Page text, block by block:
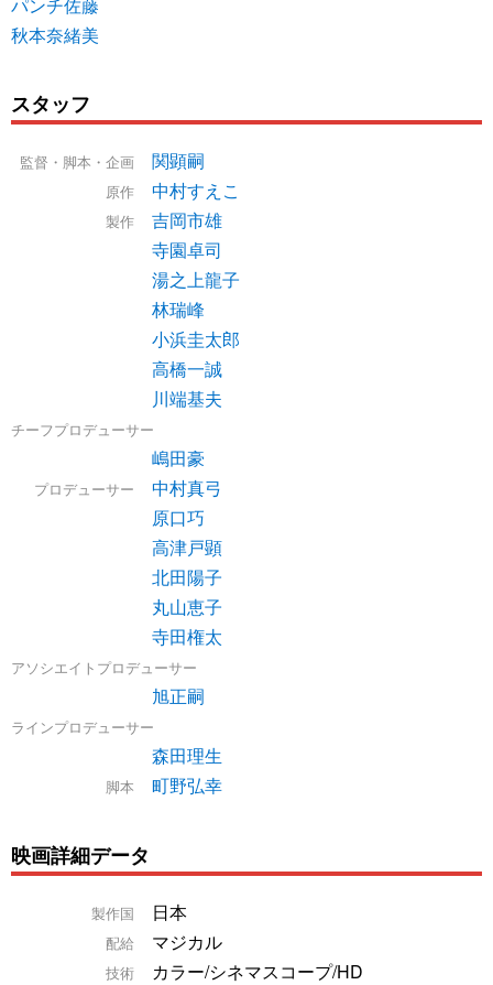
秋本奈緒美
スタッフ
監督・脚本・企画 関顕嗣
原作 中村すえこ
製作
吉岡市雄
寺園卓司
湯之上龍子
林瑞峰
小浜圭太郎
高橋一誠
川端基夫
チーフプロデューサー
嶋田豪
プロデューサー
中村真弓
原口巧
高津戸顕
北田陽子
丸山恵子
寺田権太
アソシエイトプロデューサー
旭正嗣
ラインプロデューサー
森田理生
脚本 町野弘幸
映画詳細データ
製作国 日本
配給 マジカル
技術 カラー/シネマスコープ/HD